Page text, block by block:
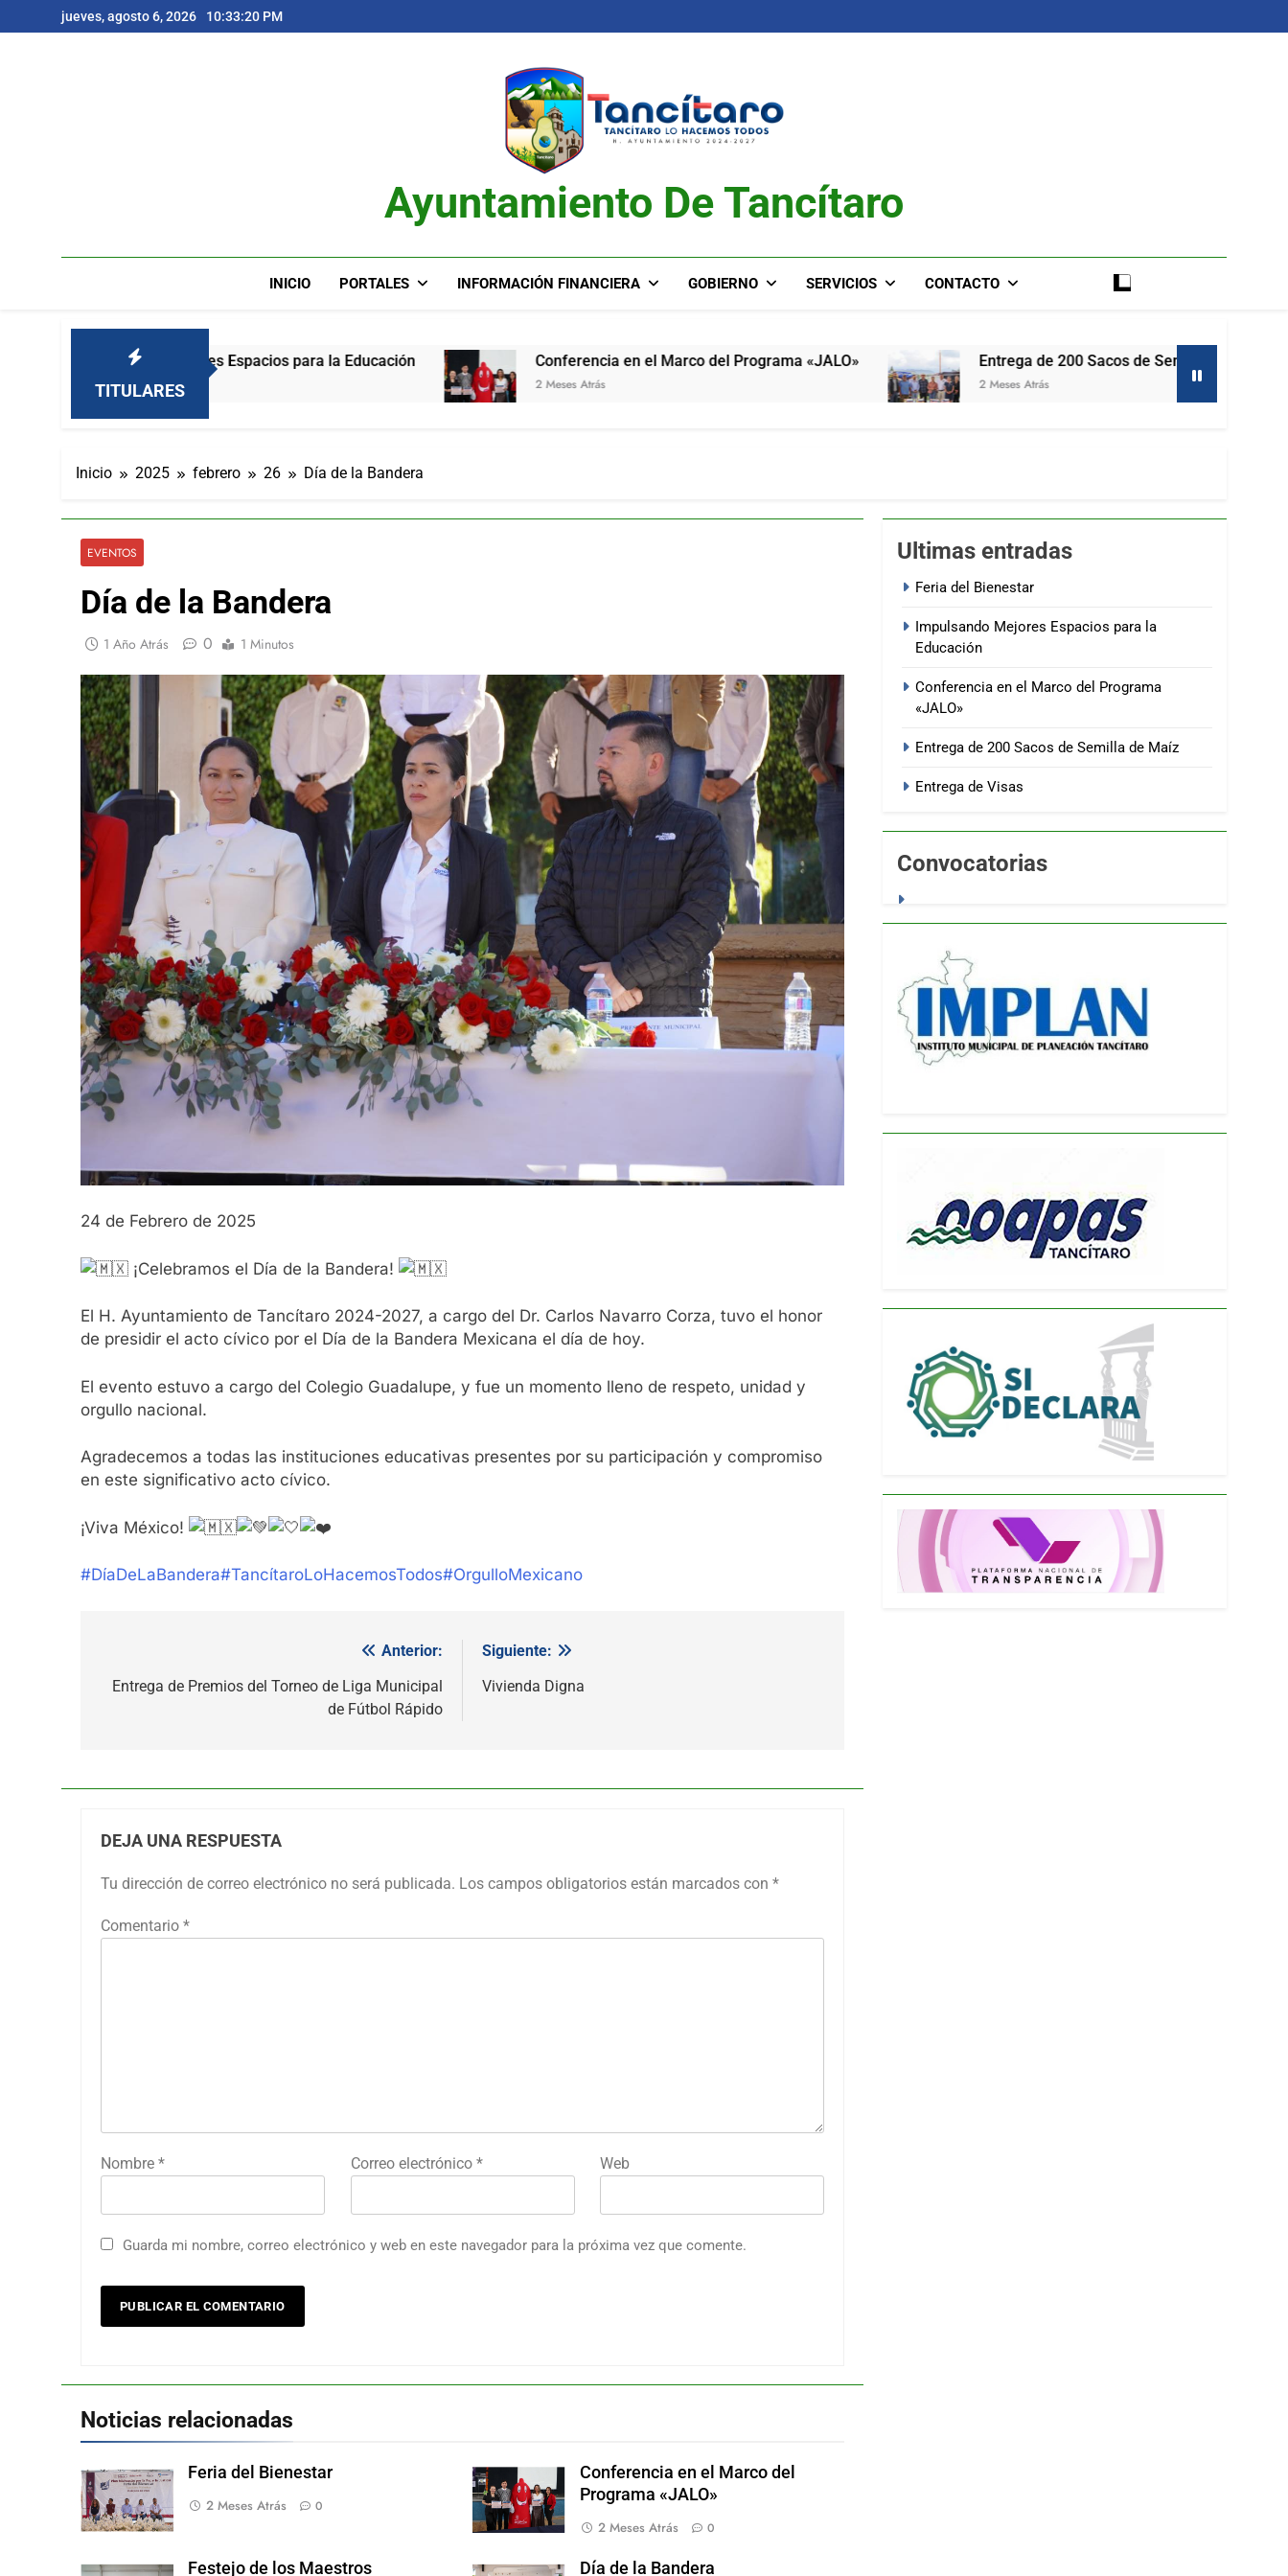
al
jueves, agosto 6, 2026 10:33:21 PM
Ayuntamiento De Tancítaro
INICIO PORTALES INFORMACIÓN FINANCIERA GOBIERNO SERVICIOS CONTACTO
TITULARES
Impulsando Mejores Espacios para la Educación Conferencia en el Marco del Programa «JALO»
2 Meses Atrás
Entrega de 200 Sacos de Semilla de Maíz
2 Meses Atrás
Inicio 2025 febrero 26 Día de la Bandera
EVENTOS
Día de la Bandera
1 Año Atrás 0 1 Minutos
24 de Febrero de 2025
¡Celebramos el Día de la Bandera!
El H. Ayuntamiento de Tancítaro 2024-2027, a cargo del Dr. Carlos Navarro Corza, tuvo el honor
de presidir el acto cívico por el Día de la Bandera Mexicana el día de hoy.
El evento estuvo a cargo del Colegio Guadalupe, y fue un momento lleno de respeto, unidad y
orgullo nacional.
Agradecemos a todas las instituciones educativas presentes por su participación y compromiso
en este significativo acto cívico.
¡Viva México!
#DíaDeLaBandera#TancítaroLoHacemosTodos#OrgulloMexicano
de
Anterior:
Entrega de Premios del Torneo de Liga Municipal
de Fútbol Rápido
Siguiente:
Vivienda Digna
DEJA UNA RESPUESTA
Tu dirección de correo electrónico no será publicada. Los campos obligatorios están marcados con *
Comentario *
Nombre * Correo electrónico * Web
Guarda mi nombre, correo electrónico y web en este navegador para la próxima vez que comente.
Noticias relacionadas
Feria del Bienestar
2 Meses Atrás 0
Conferencia en el Marco del
Programa «JALO»
2 Meses Atrás 0
Festejo de los Maestros Día de la Bandera
Ultimas entradas
Feria del Bienestar
Impulsando Mejores Espacios para la
Educación
Conferencia en el Marco del Programa
«JALO»
Entrega de 200 Sacos de Semilla de Maíz
Entrega de Visas
Convocatorias